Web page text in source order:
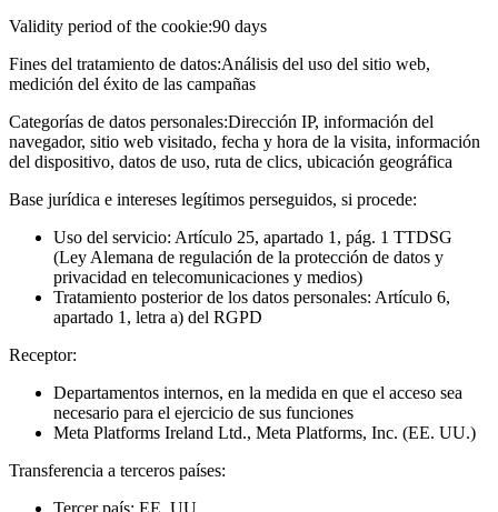
Validity period of the cookie:90 days
Fines del tratamiento de datos:Análisis del uso del sitio web,
medición del éxito de las campañas
Categorías de datos personales:Dirección IP, información del
navegador, sitio web visitado, fecha y hora de la visita, información
del dispositivo, datos de uso, ruta de clics, ubicación geográfica
Base jurídica e intereses legítimos perseguidos, si procede:
Uso del servicio: Artículo 25, apartado 1, pág. 1 TTDSG
(Ley Alemana de regulación de la protección de datos y
privacidad en telecomunicaciones y medios)
Tratamiento posterior de los datos personales: Artículo 6,
apartado 1, letra a) del RGPD
Receptor:
Departamentos internos, en la medida en que el acceso sea
necesario para el ejercicio de sus funciones
Meta Platforms Ireland Ltd., Meta Platforms, Inc. (EE. UU.)
Transferencia a terceros países: